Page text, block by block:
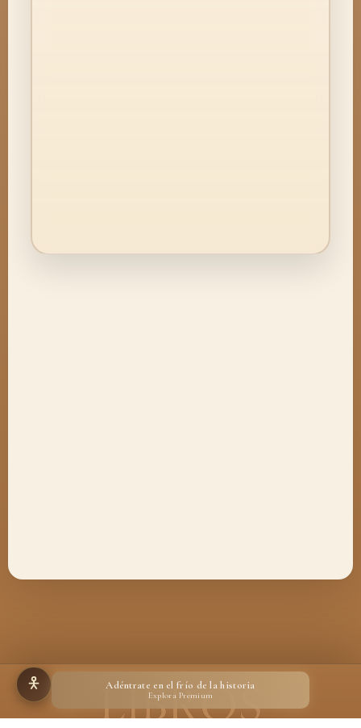
Adéntrate en el frío de la historia
Explora Premium